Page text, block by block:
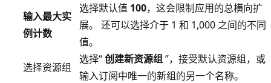
输入最大实
例计数
选择默认值 100，这会限制应用的总横向扩
展。 还可以选择介于 1 和 1,000 之间的不同
值。
选择资源组
选择“创建新资源组”，接受默认资源组，或
输入订阅中唯一的新组的另一个名称。